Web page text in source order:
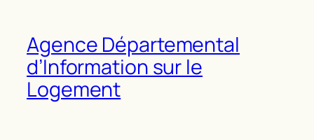
Agence Départemental
d’Information sur le
Logement